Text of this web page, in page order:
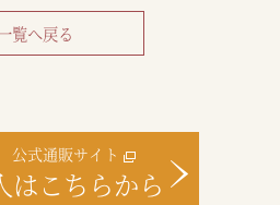
覧へ戻る
式通販サイト
こちらから